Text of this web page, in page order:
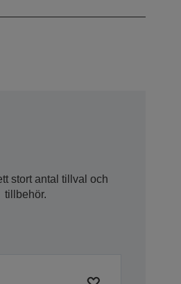
stort antal tillval och
tillbehör.